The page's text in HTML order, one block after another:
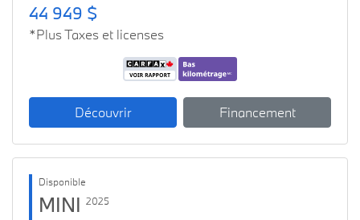
44 949 $
*Plus Taxes et licenses
Découvrir Financement
Disponible
MINI 2025